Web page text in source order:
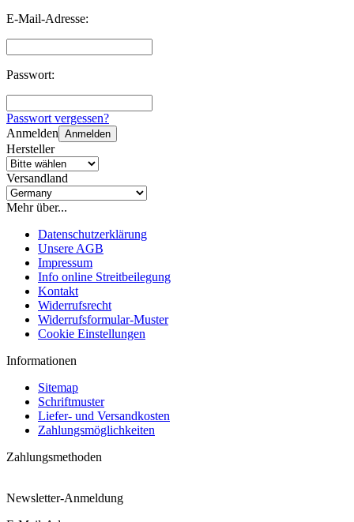
E-Mail-Adresse:
Passwort:
Passwort vergessen?
Anmelden Anmelden
Hersteller
Versandland
Mehr über...
Datenschutzerklärung
Unsere AGB
Impressum
Info online Streitbeilegung
Kontakt
Widerrufsrecht
Widerrufsformular-Muster
Cookie Einstellungen
Informationen
Sitemap
Schriftmuster
Liefer- und Versandkosten
Zahlungsmöglichkeiten
Zahlungsmethoden
Newsletter-Anmeldung